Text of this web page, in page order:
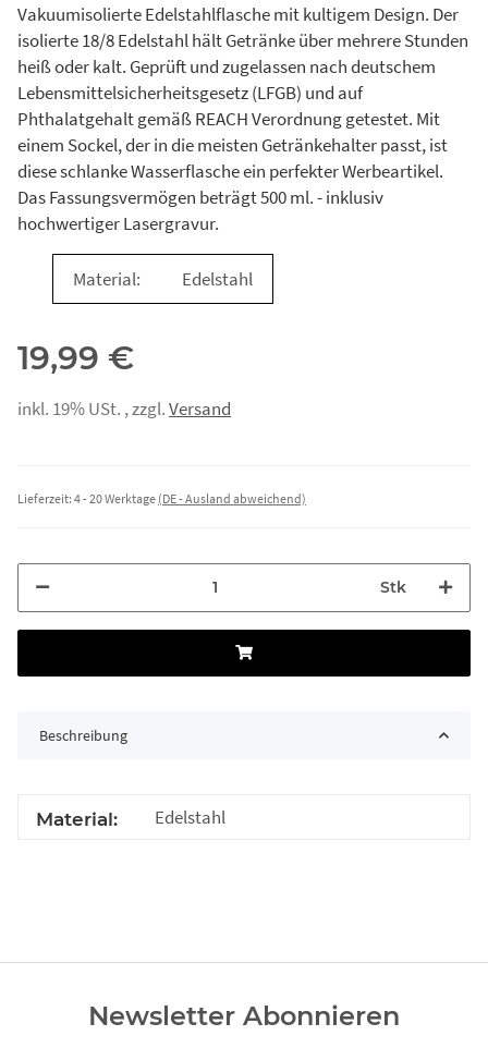
Vakuumisolierte Edelstahlflasche mit kultigem Design. Der
isolierte 18/8 Edelstahl hält Getränke über mehrere Stunden
heiß oder kalt. Geprüft und zugelassen nach deutschem
Lebensmittelsicherheitsgesetz (LFGB) und auf
Phthalatgehalt gemäß REACH Verordnung getestet. Mit
einem Sockel, der in die meisten Getränkehalter passt, ist
diese schlanke Wasserflasche ein perfekter Werbeartikel.
Das Fassungsvermögen beträgt 500 ml. - inklusiv
hochwertiger Lasergravur.
Material: Edelstahl
19,99 €
inkl. 19% USt. , zzgl.Versand
Lieferzeit: 4 - 20 Werktage (DE - Ausland abweichend)
Stk
Beschreibung
Material: Edelstahl
Newsletter Abonnieren